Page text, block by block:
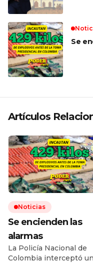
Se
Artículos
Noticias
Se encienden las
alarmas
La Policía Nacional de
Colombia interceptó un